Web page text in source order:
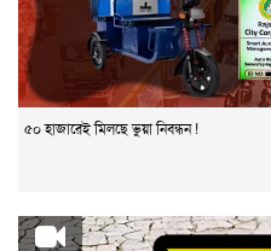
৫০ হাজারেই মিলছে ভুয়া নিবন্ধন !